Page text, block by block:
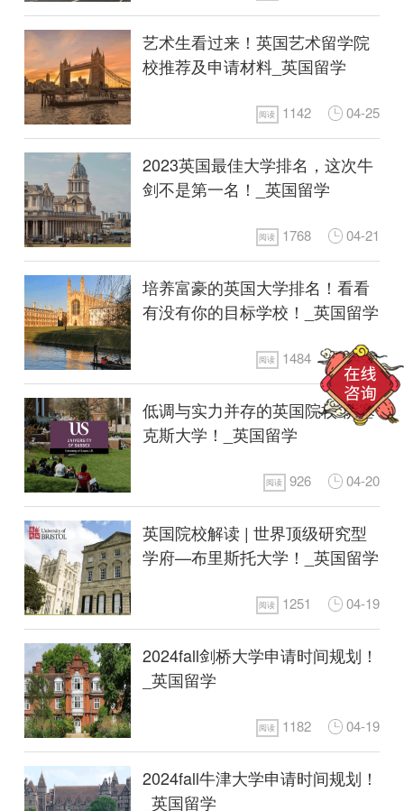
艺术生看过来！英国艺术留学院
校推荐及申请材料_英国留学
阅读 1142 04-25
2023英国最佳大学排名，这次牛
剑不是第一名！_英国留学
阅读 1768 04-21
培养富豪的英国大学排名！看看
有没有你的目标学校！_英国留学
阅读 1484 04-21
低调与实力并存的英国院校-萨塞
克斯大学！_英国留学
阅读 926 04-20
英国院校解读 | 世界顶级研究型
学府—布里斯托大学！_英国留学
阅读 1251 04-19
2024fall剑桥大学申请时间规划！
_英国留学
阅读 1182 04-19
2024fall牛津大学申请时间规划！
_英国留学